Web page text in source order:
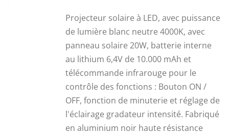
initial
était :
124,31 €.
actuel
est :
94,95 €.
Projecteur solaire à LED, avec puissance
de lumière blanc neutre 4000K, avec
panneau solaire 20W, batterie interne
au lithium 6,4V de 10.000 mAh et
télécommande infrarouge pour le
contrôle des fonctions : Bouton ON /
OFF, fonction de minuterie et réglage de
l'éclairage gradateur intensité. Fabriqué
en aluminium noir haute résistance